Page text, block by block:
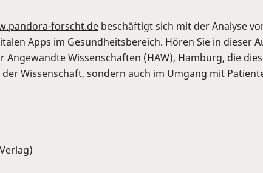
forscht.de beschäftigt sich mit der Analyse
Apps im Gesundheitsbereich. Hören Sie in dieser
Wissenschaften (HAW), Hamburg, die
Wissenschaft, sondern auch im Umgang mit